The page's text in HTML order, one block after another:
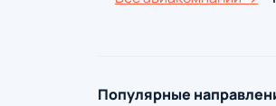
Популярные